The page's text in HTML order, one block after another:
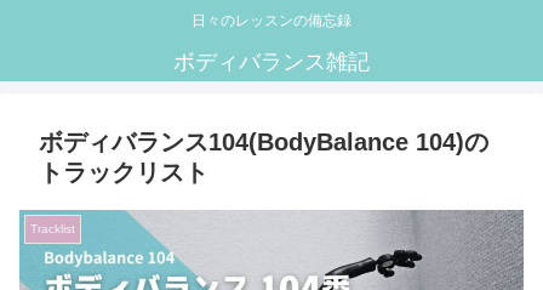
日々のレッスンの備忘録
ボディバランス雑記
ボディバランス104(BodyBalance 104)の
トラックリスト
Tracklist